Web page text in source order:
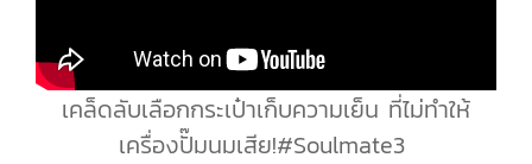
เคล็ดลับเลือกกระเป๋าเก็บความเย็น ที่ไม่ทำให้
เครื่องปั๊มนมเสีย!#Soulmate3